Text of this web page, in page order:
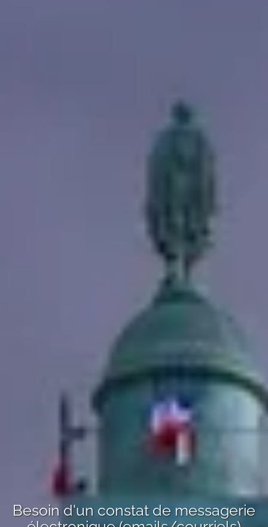
Besoin d'un constat de messagerie